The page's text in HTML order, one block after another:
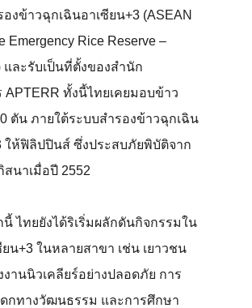
งข้าวฉุกเฉินอาเซียน+3 (ASEAN
Emergency Rice Reserve –
และรับเป็นที่ตั้งของสำนัก
APTERR ทั้งนี้ไทยเคยมอบข้าว
ตัน ภายใต้ระบบสำรองข้าวฉุกเฉิน
ให้ฟิลิปปินส์ ซึ่งประสบภัยพิบัติจาก
นาเมื่อปี 2552
ไทยยังได้ริเริ่มผลักดันกิจกรรมใน
น+3 ในหลายสาขา เช่น เยาวชน
งานนิวเคลียร์อย่างปลอดภัย การ
กทางวัฒนธรรม และการศึกษา